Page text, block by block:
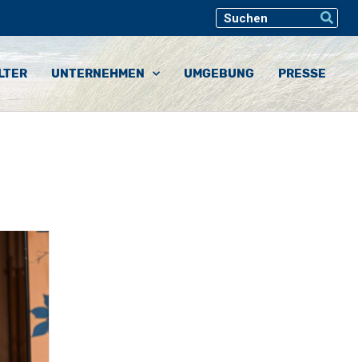
UNTERNEHMEN UMGEBUNG PRESSE